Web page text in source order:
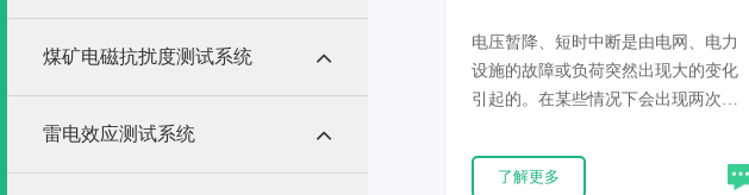
煤矿电磁抗扰度测试系统
雷电效应测试系统
电压暂降、短时中断是由电网、电力
设施的故障或负荷突然出现大的变化
引起的。在某些情况下会出现两次或
是由连接到电网的负荷连续变化引起
的。如果EUT对电源电压的变化不能
了解更多